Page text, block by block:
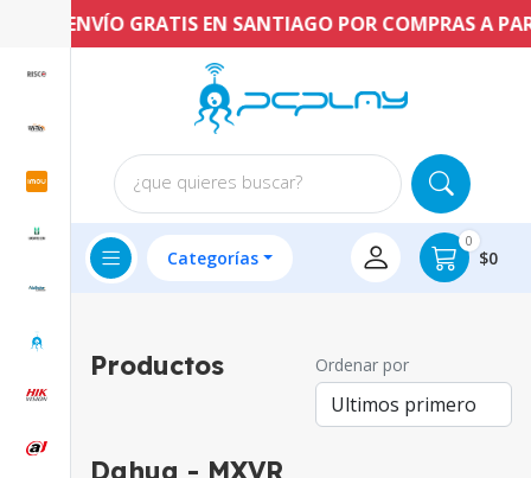
ENVÍO GRATIS EN SANTIAGO POR COMPRAS A
¿que quieres buscar?
Categorías
0
$0
Productos Ordenar por
Dahua - MXVR